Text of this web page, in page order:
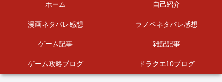
ホーム 自己紹介
漫画ネタバレ感想 ラノベネタバレ感想
ゲーム記事 雑記記事
ゲーム攻略ブログ ドラクエ10ブログ